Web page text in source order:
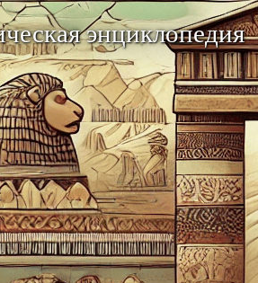
энциклопедия